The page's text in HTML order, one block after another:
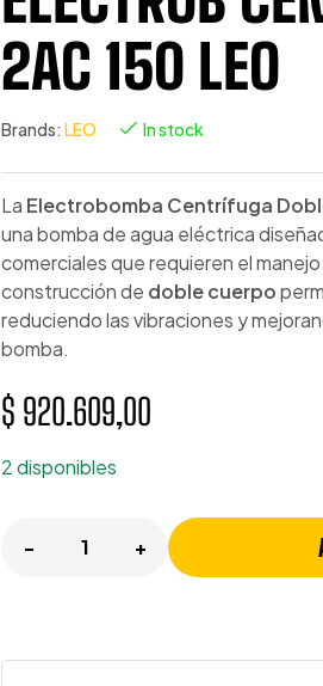
2AC 150 LEO
Brands:LEO In stock
La Electrobomba Centrífuga
una bomba de agua eléctrica
comerciales que requieren el
construcción de doble cuerpo
reduciendo las vibraciones y
bomba.
$ 920.609,00
2 disponibles
- +